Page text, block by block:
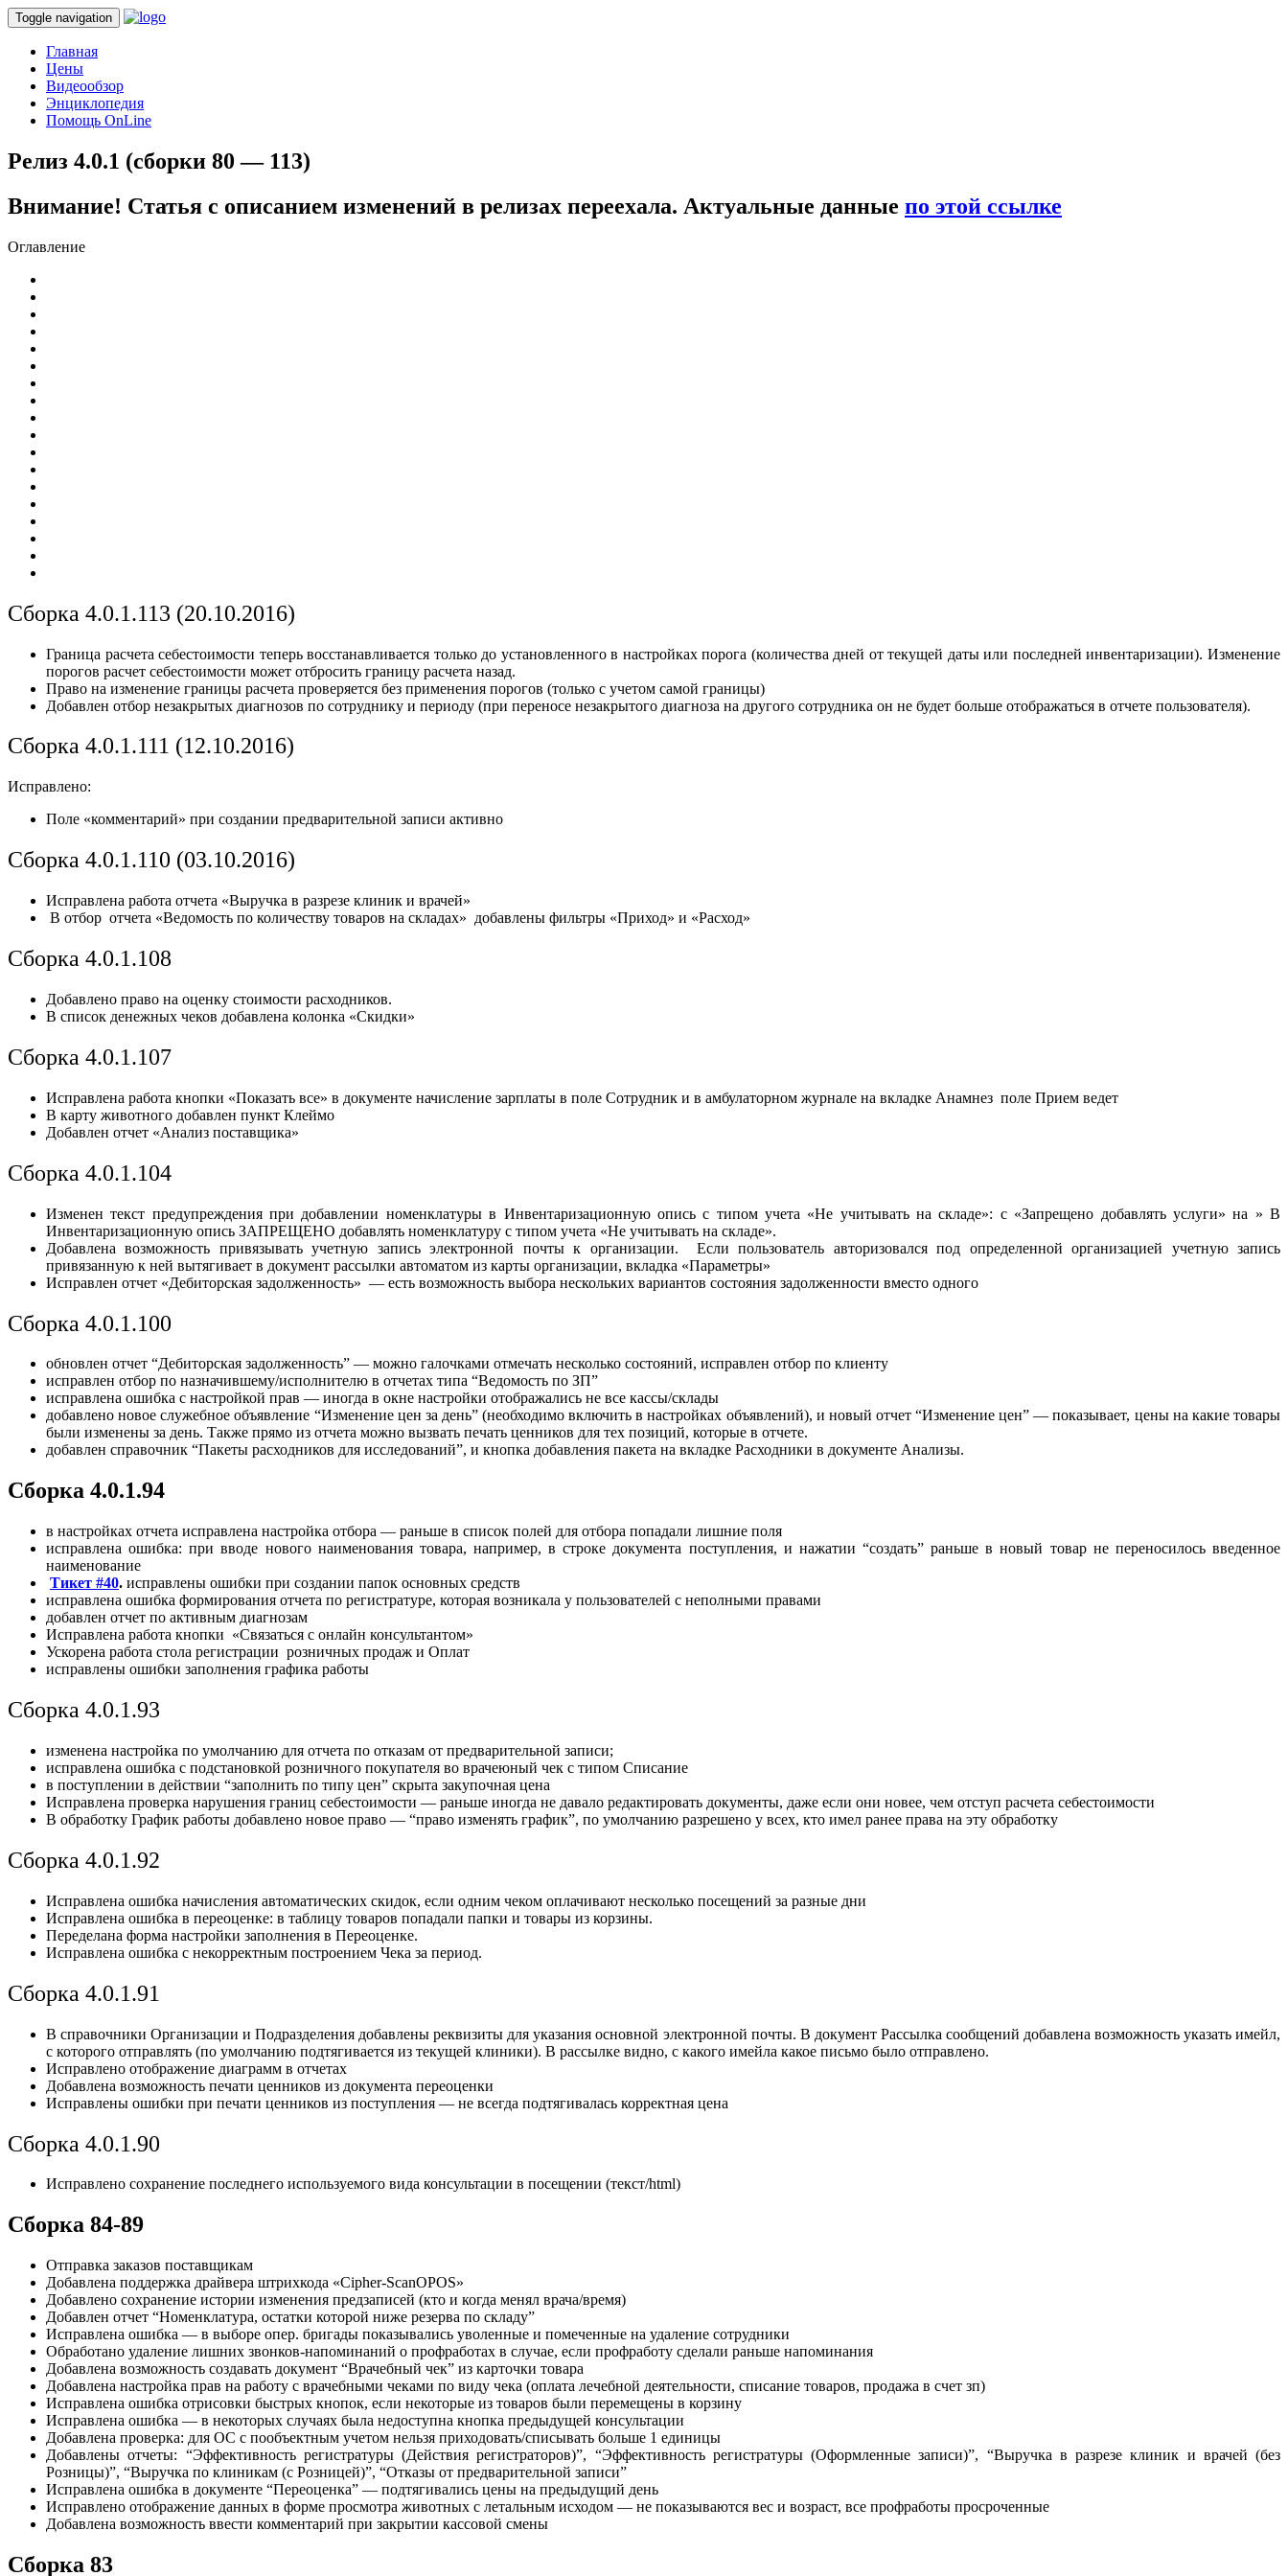
Toggle navigation
Главная
Цены
Видеообзор
Энциклопедия
Помощь OnLine
Релиз 4.0.1 (сборки 80 — 113)
Внимание! Статья с описанием изменений в релизах переехала. Актуальные данные по этой ссылке
Оглавление
Сборка 4.0.1.113 (20.10.2016)
Граница расчета себестоимости теперь восстанавливается только до установленного в настройках порога (количества дней от текущей даты или последней инвентаризации). Изменение
порогов расчет себестоимости может отбросить границу расчета назад.
Право на изменение границы расчета проверяется без применения порогов (только с учетом самой границы)
Добавлен отбор незакрытых диагнозов по сотруднику и периоду (при переносе незакрытого диагноза на другого сотрудника он не будет больше отображаться в отчете пользователя).
Сборка 4.0.1.111 (12.10.2016)
Исправлено:
Поле «комментарий» при создании предварительной записи активно
Сборка 4.0.1.110 (03.10.2016)
Исправлена работа отчета «Выручка в разрезе клиник и врачей»
В отбор отчета «Ведомость по количеству товаров на складах» добавлены фильтры «Приход» и «Расход»
Сборка 4.0.1.108
Добавлено право на оценку стоимости расходников.
В список денежных чеков добавлена колонка «Скидки»
Сборка 4.0.1.107
Исправлена работа кнопки «Показать все» в документе начисление зарплаты в поле Сотрудник и в амбулаторном журнале на вкладке Анамнез поле Прием ведет
В карту животного добавлен пункт Клеймо
Добавлен отчет «Анализ поставщика»
Сборка 4.0.1.104
Изменен текст предупреждения при добавлении номенклатуры в Инвентаризационную опись с типом учета «Не учитывать на складе»: с «Запрещено добавлять услуги» на » В
Инвентаризационную опись ЗАПРЕЩЕНО добавлять номенклатуру с типом учета «Не учитывать на складе».
Добавлена возможность привязывать учетную запись электронной почты к организации. Если пользователь авторизовался под определенной организацией учетную запись
привязанную к ней вытягивает в документ рассылки автоматом из карты организации, вкладка «Параметры»
Исправлен отчет «Дебиторская задолженность» — есть возможность выбора нескольких вариантов состояния задолженности вместо одного
Сборка 4.0.1.100
обновлен отчет “Дебиторская задолженность” — можно галочками отмечать несколько состояний, исправлен отбор по клиенту
исправлен отбор по назначившему/исполнителю в отчетах типа “Ведомость по ЗП”
исправлена ошибка с настройкой прав — иногда в окне настройки отображались не все кассы/склады
добавлено новое служебное объявление “Изменение цен за день” (необходимо включить в настройках объявлений), и новый отчет “Изменение цен” — показывает, цены на какие товары
были изменены за день. Также прямо из отчета можно вызвать печать ценников для тех позиций, которые в отчете.
добавлен справочник “Пакеты расходников для исследований”, и кнопка добавления пакета на вкладке Расходники в документе Анализы.
Сборка 4.0.1.94
в настройках отчета исправлена настройка отбора — раньше в список полей для отбора попадали лишние поля
исправлена ошибка: при вводе нового наименования товара, например, в строке документа поступления, и нажатии “создать” раньше в новый товар не переносилось введенное
наименование
Тикет #40. исправлены ошибки при создании папок основных средств
исправлена ошибка формирования отчета по регистратуре, которая возникала у пользователей с неполными правами
добавлен отчет по активным диагнозам
Исправлена работа кнопки «Связаться с онлайн консультантом»
Ускорена работа стола регистрации розничных продаж и Оплат
исправлены ошибки заполнения графика работы
Сборка 4.0.1.93
изменена настройка по умолчанию для отчета по отказам от предварительной записи;
исправлена ошибка с подстановкой розничного покупателя во врачеюный чек с типом Списание
в поступлении в действии “заполнить по типу цен” скрыта закупочная цена
Исправлена проверка нарушения границ себестоимости — раньше иногда не давало редактировать документы, даже если они новее, чем отступ расчета себестоимости
В обработку График работы добавлено новое право — “право изменять график”, по умолчанию разрешено у всех, кто имел ранее права на эту обработку
Сборка 4.0.1.92
Исправлена ошибка начисления автоматических скидок, если одним чеком оплачивают несколько посещений за разные дни
Исправлена ошибка в переоценке: в таблицу товаров попадали папки и товары из корзины.
Переделана форма настройки заполнения в Переоценке.
Исправлена ошибка с некорректным построением Чека за период.
Сборка 4.0.1.91
В справочники Организации и Подразделения добавлены реквизиты для указания основной электронной почты. В документ Рассылка сообщений добавлена возможность указать имейл,
с которого отправлять (по умолчанию подтягивается из текущей клиники). В рассылке видно, с какого имейла какое письмо было отправлено.
Исправлено отображение диаграмм в отчетах
Добавлена возможность печати ценников из документа переоценки
Исправлены ошибки при печати ценников из поступления — не всегда подтягивалась корректная цена
Сборка 4.0.1.90
Исправлено сохранение последнего используемого вида консультации в посещении (текст/html)
Сборка 84-89
Отправка заказов поставщикам
Добавлена поддержка драйвера штрихкода «Cipher-ScanOPOS»
Добавлено сохранение истории изменения предзаписей (кто и когда менял врача/время)
Добавлен отчет “Номенклатура, остатки которой ниже резерва по складу”
Исправлена ошибка — в выборе опер. бригады показывались уволенные и помеченные на удаление сотрудники
Обработано удаление лишних звонков-напоминаний о профработах в случае, если профработу сделали раньше напоминания
Добавлена возможность создавать документ “Врачебный чек” из карточки товара
Добавлена настройка прав на работу с врачебными чеками по виду чека (оплата лечебной деятельности, списание товаров, продажа в счет зп)
Исправлена ошибка отрисовки быстрых кнопок, если некоторые из товаров были перемещены в корзину
Исправлена ошибка — в некоторых случаях была недоступна кнопка предыдущей консультации
Добавлена проверка: для ОС с пообъектным учетом нельзя приходовать/списывать больше 1 единицы
Добавлены отчеты: “Эффективность регистратуры (Действия регистраторов)”, “Эффективность регистратуры (Оформленные записи)”, “Выручка в разрезе клиник и врачей (без
Розницы)”, “Выручка по клиникам (с Розницей)”, “Отказы от предварительной записи”
Исправлена ошибка в документе “Переоценка” — подтягивались цены на предыдущий день
Исправлено отображение данных в форме просмотра животных с летальным исходом — не показываются вес и возраст, все профработы просроченные
Добавлена возможность ввести комментарий при закрытии кассовой смены
Сборка 83